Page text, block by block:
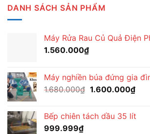
DANH SÁCH SẢN PHẨM
Máy Rửa Rau Củ Quả Điện
1.560.000₫
Máy nghiền búa đứng gia
1.680.000₫ Giá
1.680.000₫.
1.600.000₫Giá
là:
Bếp chiên tách dầu 35 lít
999.999₫